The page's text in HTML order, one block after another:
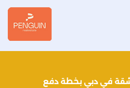
في دبي بخطة دفع